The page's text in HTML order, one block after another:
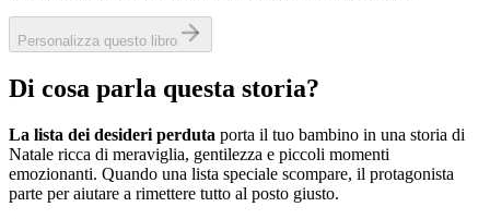
Personalizza questo libro
Di cosa parla questa storia?
La lista dei desideri perduta porta il tuo bambino in una storia di
Natale ricca di meraviglia, gentilezza e piccoli momenti
emozionanti. Quando una lista speciale scompare, il protagonista
parte per aiutare a rimettere tutto al posto giusto.